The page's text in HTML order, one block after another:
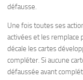
défausse.
Une fois toutes ses
activées et les remplace
décale les cartes
compléter. Si aucune
défaussée avant